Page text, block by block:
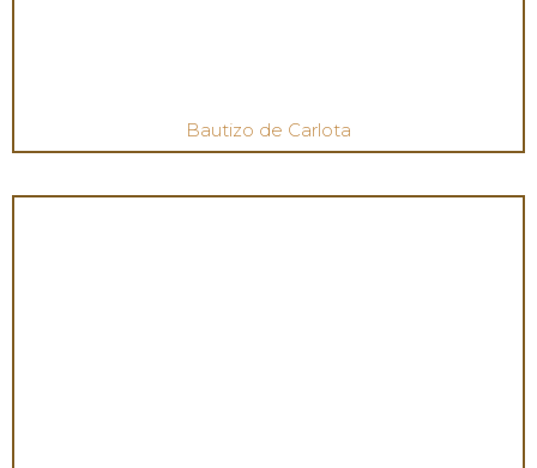
Bautizo de Carlota